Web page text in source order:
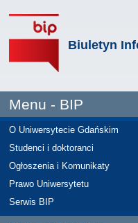
Biuletyn
Menu - BIP
O Uniwersytecie Gdańskim
Studenci i doktoranci
Ogłoszenia i Komunikaty
Prawo Uniwersytetu
Serwis BIP